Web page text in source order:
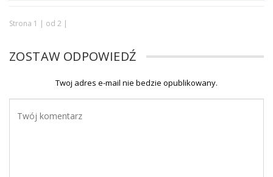
Strona 1 | od 2 |
ZOSTAW ODPOWIEDŹ
Twoj adres e-mail nie bedzie opublikowany.